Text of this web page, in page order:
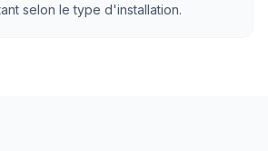
selon le type d'installation.